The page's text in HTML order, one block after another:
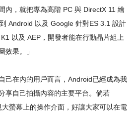
內，就把專為高階 PC 與 DirectX 11 繪
Android 以及 Google 針對ES 3.1 設計
以及 AEP，開發者能在行動晶片組上
效果。」
己在內的用戶而言，Android已經成為我
享自己拍攝內容的主要平台。倘若
螢幕上的操作介面，好讓大家可以在電